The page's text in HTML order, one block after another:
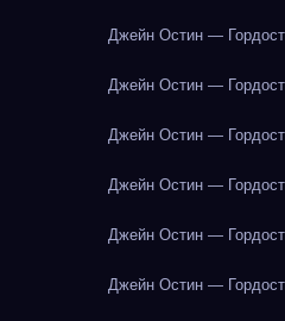
Джейн Остин —
Джейн Остин —
Джейн Остин —
Джейн Остин —
Джейн Остин —
Джейн Остин —